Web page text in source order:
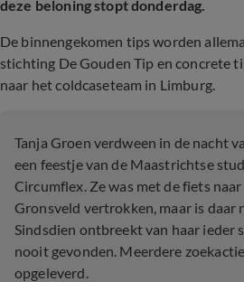
deze beloning stopt donderdag.
De binnengekomen tips worden
stichting De Gouden Tip en concrete
naar het coldcaseteam in Limburg.
Tanja Groen verdween in de nacht
een feestje van de Maastrichtse
Circumflex. Ze was met de fiets
Gronsveld vertrokken, maar is daar
Sindsdien ontbreekt van haar ieder
nooit gevonden. Meerdere
opgeleverd.